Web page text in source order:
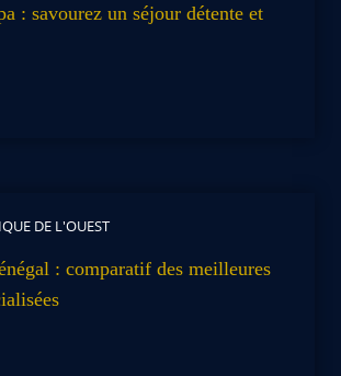
: savourez un séjour détente et
DE L'OUEST
: comparatif des meilleures